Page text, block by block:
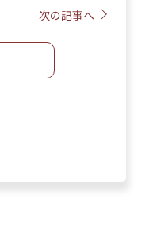
次の記事へ